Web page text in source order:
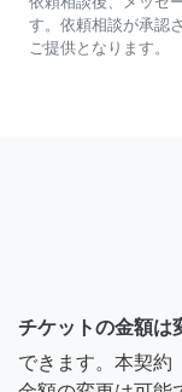
す。依頼相談が承認
ご提供となります。
チケットの金額は
できます。本契約